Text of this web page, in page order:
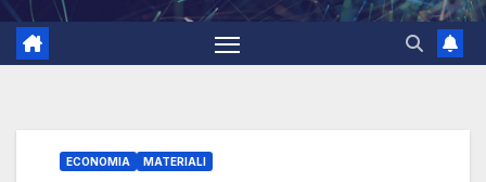
ECONOMIA MATERIALI